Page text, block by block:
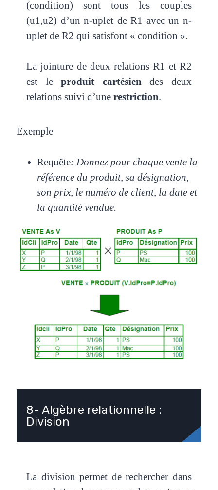
(condition) sont tous les couples
(u1,u2) d’un n-uplet de R1 avec un n-
uplet de R2 qui satisfont « condition ».
La jointure de deux relations R1 et R2
est leproduit cartésiendes deux
relations suivi d’une restriction.
Exemple
Requête: Donnez pour chaque vente la
référence du produit, sa désignation,
son prix, le numéro de client, la date et
la quantité vendue.
8- Algèbre relationnelle :
Division
La division permet de rechercher dans